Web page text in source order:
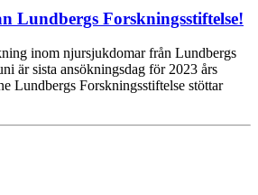
Lundbergs Forskningsstiftelse!
inom njursjukdomar från Lundbergs
är sista ansökningsdag för 2023 års
Lundbergs Forskningsstiftelse stöttar